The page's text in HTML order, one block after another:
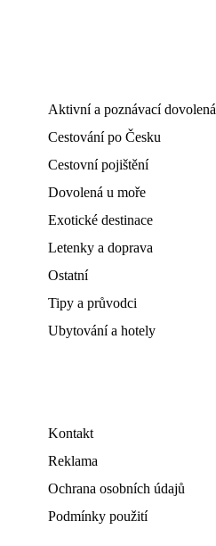
Aktivní a poznávací dovolená
Cestování po Česku
Cestovní pojištění
Dovolená u moře
Exotické destinace
Letenky a doprava
Ostatní
Tipy a průvodci
Ubytování a hotely
Kontakt
Reklama
Ochrana osobních údajů
Podmínky použití